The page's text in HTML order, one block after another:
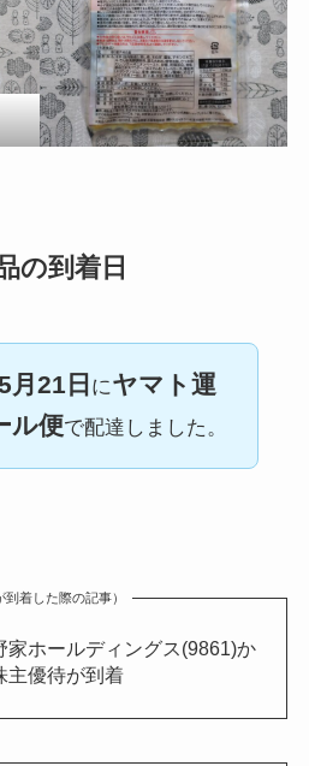
の到着日
月21日 にヤマト運
ル便で配達しました。
着した際の記事）
家ホールディングス(9861)か
主優待が到着